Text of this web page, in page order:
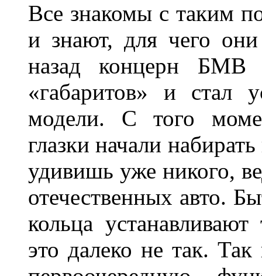
Все знакомы с таким
и знают, для чего
назад концерн БМВ
«габаритов» и стал
модели. С того
глазки начали
удивишь уже никого,
отечественных авто.
кольца
это далеко не так. Так